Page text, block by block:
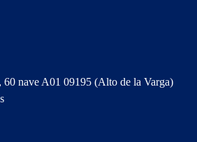
60 nave A01 09195 (Alto de la Varga)